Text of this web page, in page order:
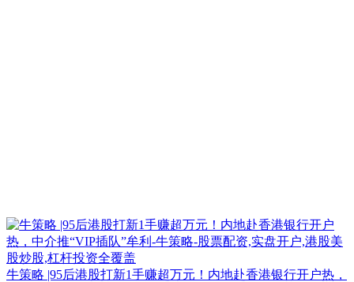
牛策略 |95后港股打新1手赚超万元！内地赴香港银行开户热，